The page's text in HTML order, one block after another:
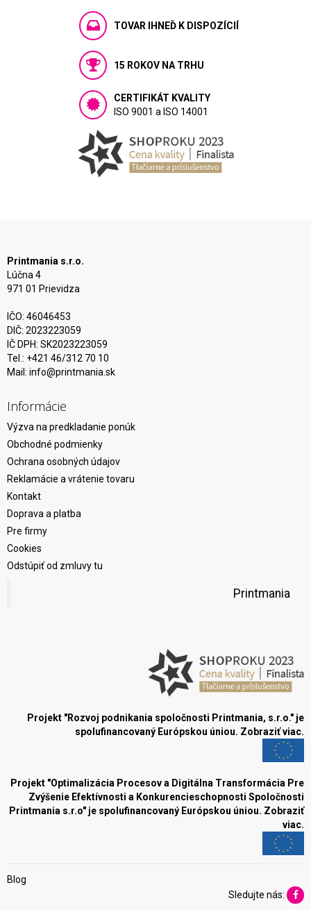
TOVAR IHNEĎ K DISPOZÍCIÍ
15 ROKOV NA TRHU
CERTIFIKÁT KVALITY
ISO 9001 a ISO 14001
Printmania s.r.o.
Lúčna 4
971 01 Prievidza
IČO: 46046453
DIČ: 2023223059
IČ DPH: SK2023223059
Tel.: +421 46/312 70 10
Mail: info@printmania.sk
Informácie
Výzva na predkladanie ponúk
Obchodné podmienky
Ochrana osobných údajov
Reklamácie a vrátenie tovaru
Kontakt
Doprava a platba
Pre firmy
Cookies
Odstúpiť od zmluvy tu
Printmania
Projekt "Rozvoj podnikania spoločnosti Printmania, s.r.o." je
spolufinancovaný Európskou úniou. Zobraziť viac.
Projekt "Optimalizácia Procesov a Digitálna Transformácia Pre
Zvýšenie Efektívnosti a Konkurencieschopnosti Spoločnosti
Printmania s.r.o" je spolufinancovaný Európskou úniou. Zobraziť
viac.
Blog
Sledujte nás: